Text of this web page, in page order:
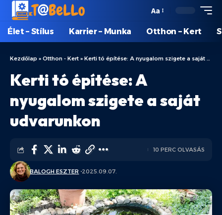
Aa
Élet – Stílus Karrier – Munka Otthon – Kert
Kezdőlap » Otthon - Kert » Kerti tó építése: A nyugalom szigete a saját udvarunkon
Kerti tó építése: A
nyugalom szigete a saját
udvarunkon
BALOGH ESZTER 2025.09.07.
10 PERC OLVASÁS